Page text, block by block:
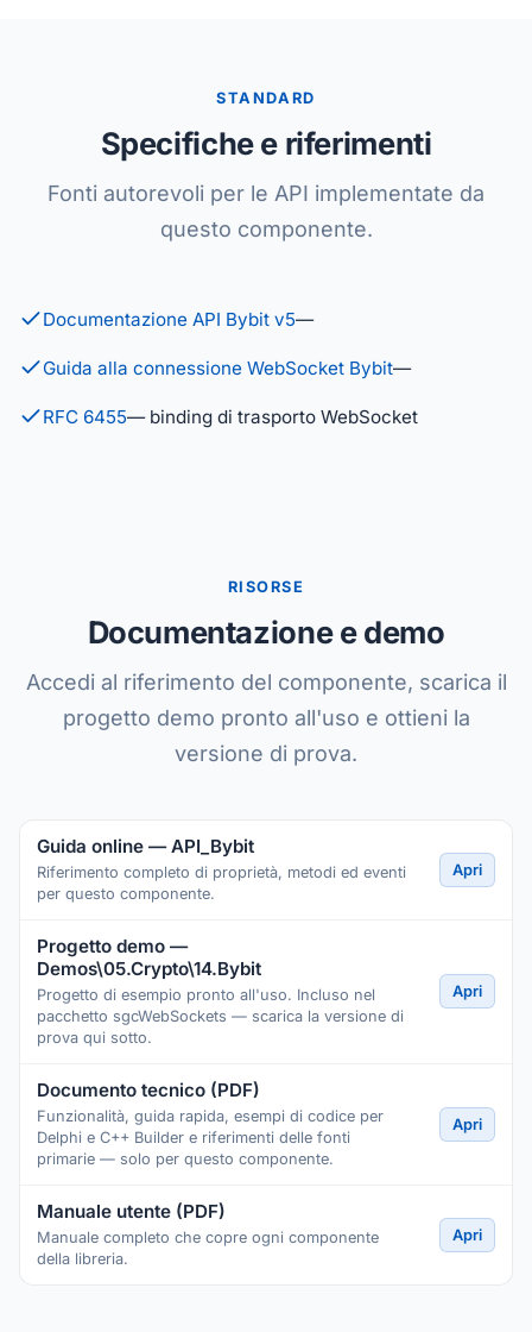
STANDARD
Specifiche e riferimenti
Fonti autorevoli per le API implementate da
questo componente.
Documentazione API Bybit v5—
Guida alla connessione WebSocket Bybit—
RFC 6455— binding di trasporto WebSocket
RISORSE
Documentazione e demo
Accedi al riferimento del componente, scarica il
progetto demo pronto all'uso e ottieni la
versione di prova.
Guida online — API_Bybit
Riferimento completo di proprietà, metodi ed eventi
per questo componente.
Apri
Progetto demo —
Demos\05.Crypto\14.Bybit
Progetto di esempio pronto all'uso. Incluso nel
pacchetto sgcWebSockets — scarica la versione di
prova qui sotto.
Apri
Documento tecnico (PDF)
Funzionalità, guida rapida, esempi di codice per
Delphi e C++ Builder e riferimenti delle fonti
primarie — solo per questo componente.
Apri
Manuale utente (PDF)
Manuale completo che copre ogni componente
della libreria.
Apri